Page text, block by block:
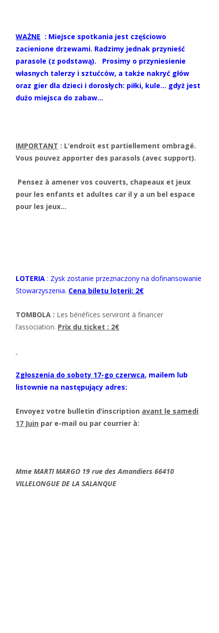
WAŻNE : Miejsce spotkania jest częściowo
zacienione drzewami. Radzimy jednak przynieść
parasole (z podstawą). Prosimy o przyniesienie
własnych talerzy i sztućców, a także nakryć głów
oraz gier dla dzieci i dorosłych: piłki, kule… gdyż jest
dużo miejsca do zabaw…
IMPORTANT : L’endroit est partiellement ombragé.
Vous pouvez apporter des parasols (avec support).
Pensez à amener vos couverts, chapeaux et jeux
pour les enfants et adultes car il y a un bel espace
pour les jeux…
LOTERIA : Zysk zostanie przeznaczony na dofinansowanie
Stowarzyszenia. Cena biletu loterii: 2€
TOMBOLA : Les bénéfices serviront à financer
l’association. Prix du ticket : 2€
Zgłoszenia do soboty 17-go czerwca, mailem lub
listownie na następujący adres:
Envoyez votre bulletin d’inscription avant le samedi
17 Juin par e-mail ou par courrier à:
Mme MARTI MARGO 19 rue des Amandiers 66410
VILLELONGUE DE LA SALANQUE